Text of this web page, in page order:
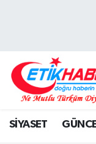
SİYASET
DIŞ
Hava